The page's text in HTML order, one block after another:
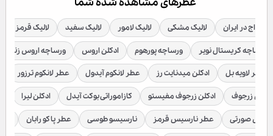
آمواج در ایران لالیک مشکی لالیک لامور لالیک سفید لالیک قرمز
ورساچه کریستال نویر ورساچه پورهوم ادکلن اروس ورساچه اروس زنانه
عطر لاویه بل ادکلن میدنایت رز عطر لانکوم آیدول عطر لانکوم ترزور
ادکلن زرجوف ادکلن زرجوف مفیستو کازاموراتی بوکت آیدل ادکلن لیرا
صورتی عطر نارسیس قرمز نارسیسو طوسی عطر پاکو رابان